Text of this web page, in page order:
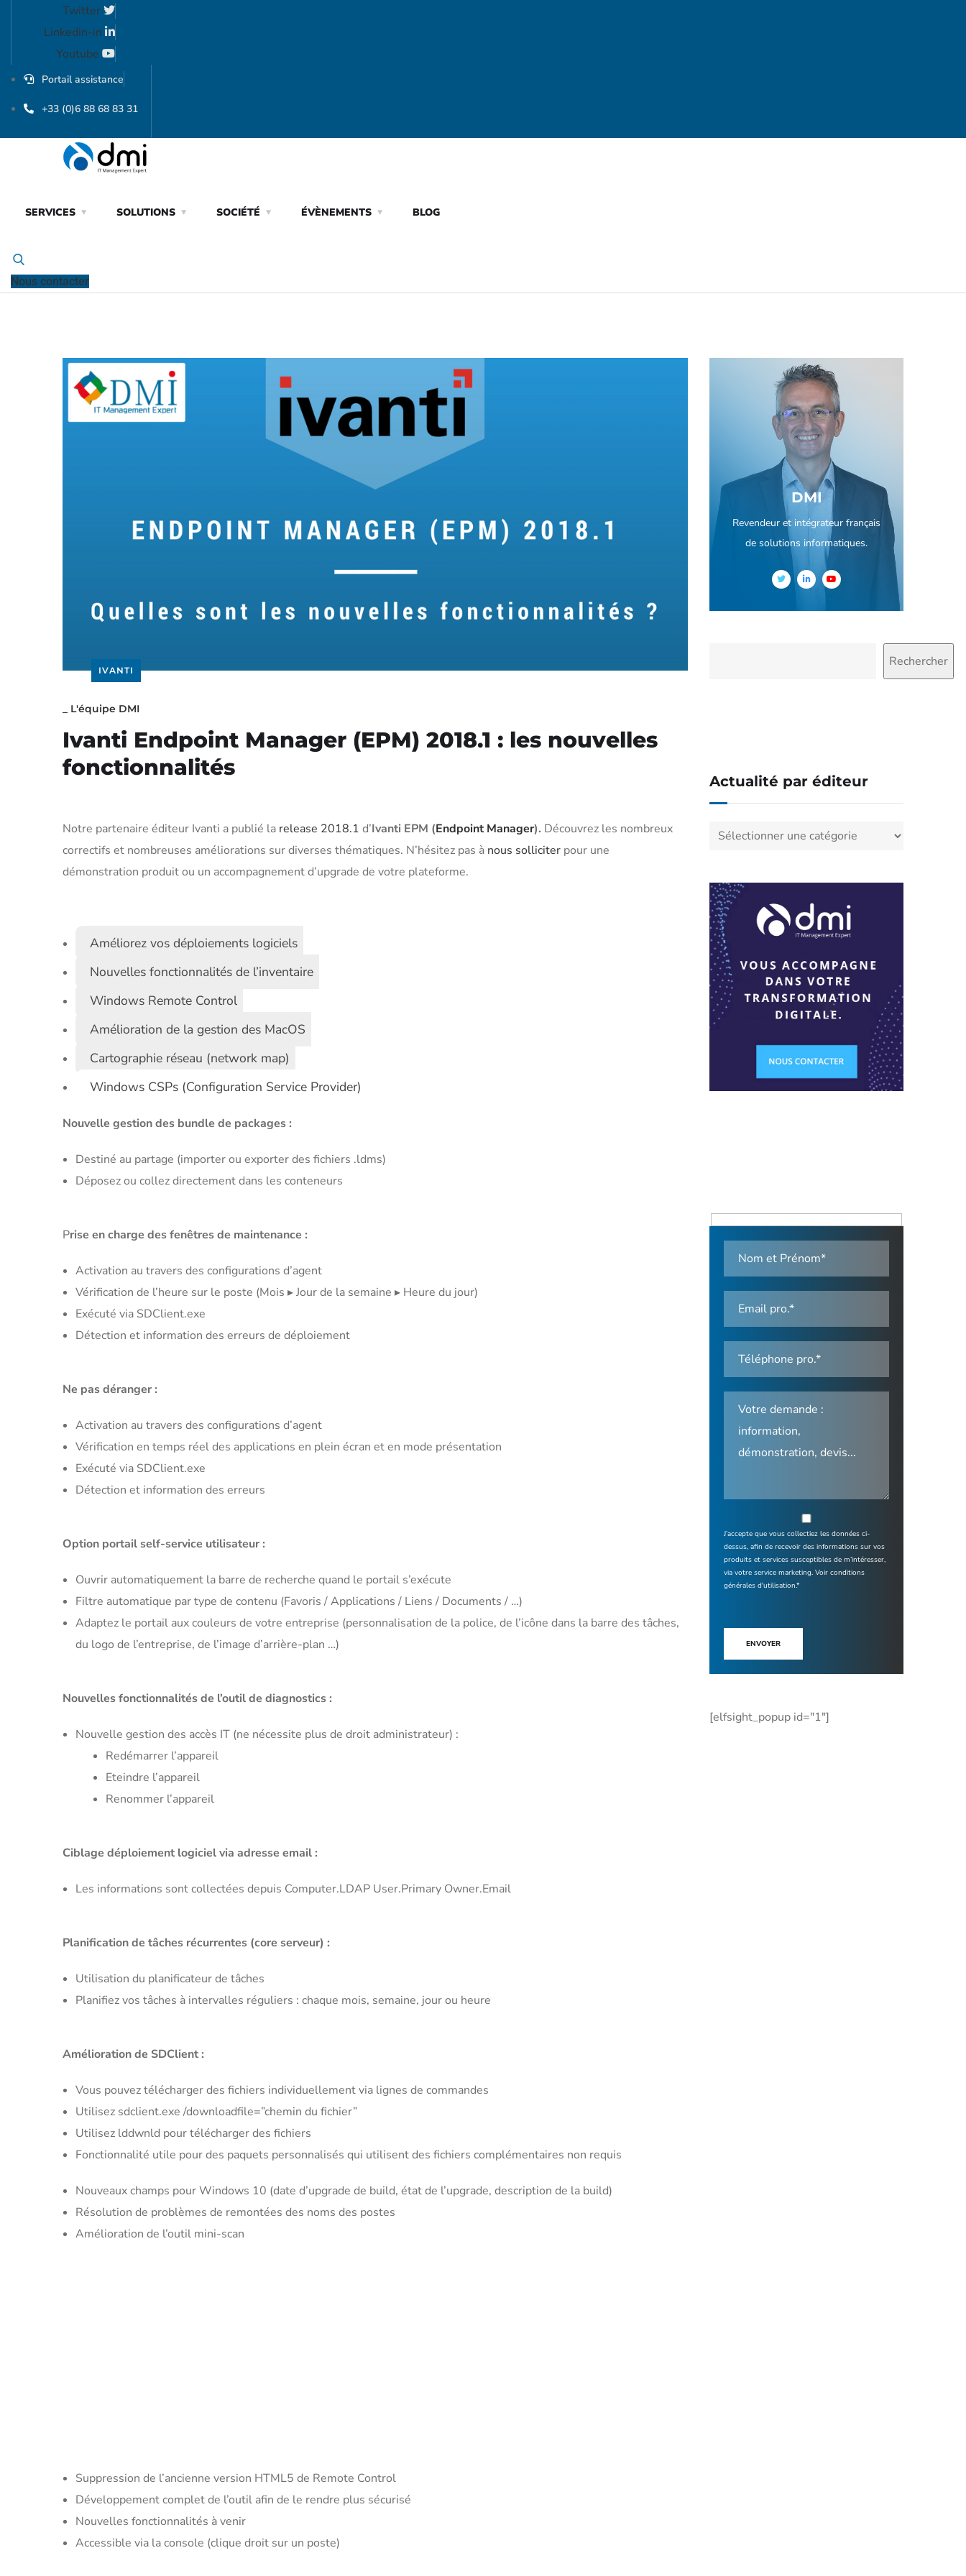
Twitter
Linkedin-in
Youtube
Portail assistance
+33 (0)6 88 68 83 31
SERVICES SOLUTIONS SOCIÉTÉ ÉVÈNEMENTS BLOG
Nous contacter
IVANTI
L'équipe DMI
Ivanti Endpoint Manager (EPM) 2018.1 : les nouvelles
fonctionnalités
Notre partenaire éditeur Ivanti a publié la release 2018.1 d’Ivanti EPM (Endpoint Manager). Découvrez les nombreux
correctifs et nombreuses améliorations sur diverses thématiques. N’hésitez pas à nous solliciter pour une
démonstration produit ou un accompagnement d’upgrade de votre plateforme.
Améliorez vos déploiements logiciels
Nouvelles fonctionnalités de l’inventaire
Windows Remote Control
Amélioration de la gestion des MacOS
Cartographie réseau (network map)
Windows CSPs (Configuration Service Provider)
Nouvelle gestion des bundle de packages :
Destiné au partage (importer ou exporter des fichiers .ldms)
Déposez ou collez directement dans les conteneurs
Prise en charge des fenêtres de maintenance :
Activation au travers des configurations d’agent
Vérification de l’heure sur le poste (Mois ▸ Jour de la semaine ▸ Heure du jour)
Exécuté via SDClient.exe
Détection et information des erreurs de déploiement
Ne pas déranger :
Activation au travers des configurations d’agent
Vérification en temps réel des applications en plein écran et en mode présentation
Exécuté via SDClient.exe
Détection et information des erreurs
Option portail self-service utilisateur :
Ouvrir automatiquement la barre de recherche quand le portail s’exécute
Filtre automatique par type de contenu (Favoris / Applications / Liens / Documents / …)
Adaptez le portail aux couleurs de votre entreprise (personnalisation de la police, de l’icône dans la barre des tâches,
du logo de l’entreprise, de l’image d’arrière-plan …)
Nouvelles fonctionnalités de l’outil de diagnostics :
Nouvelle gestion des accès IT (ne nécessite plus de droit administrateur) :
Redémarrer l’appareil
Eteindre l’appareil
Renommer l’appareil
Ciblage déploiement logiciel via adresse email :
Les informations sont collectées depuis Computer.LDAP User.Primary Owner.Email
Planification de tâches récurrentes (core serveur) :
Utilisation du planificateur de tâches
Planifiez vos tâches à intervalles réguliers : chaque mois, semaine, jour ou heure
Amélioration de SDClient :
Vous pouvez télécharger des fichiers individuellement via lignes de commandes
Utilisez sdclient.exe /downloadfile=”chemin du fichier”
Utilisez lddwnld pour télécharger des fichiers
Fonctionnalité utile pour des paquets personnalisés qui utilisent des fichiers complémentaires non requis
Nouveaux champs pour Windows 10 (date d’upgrade de build, état de l’upgrade, description de la build)
Résolution de problèmes de remontées des noms des postes
Amélioration de l’outil mini-scan
Suppression de l’ancienne version HTML5 de Remote Control
Développement complet de l’outil afin de le rendre plus sécurisé
Nouvelles fonctionnalités à venir
Accessible via la console (clique droit sur un poste)
DMI
Revendeur et intégrateur français
de solutions informatiques.
Rechercher
Actualité par éditeur
Actualité
J’accepte que vous collectiez les données ci-
dessus, afin de recevoir des informations sur vos
produits et services susceptibles de m’intéresser,
via votre service marketing. Voir conditions
générales d'utilisation.*
ENVOYER
[elfsight_popup id="1"]